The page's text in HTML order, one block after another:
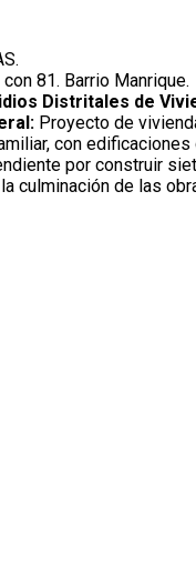
con 81. Barrio Manrique.
Distritales de
Proyecto de
con
por construir
culminación de las